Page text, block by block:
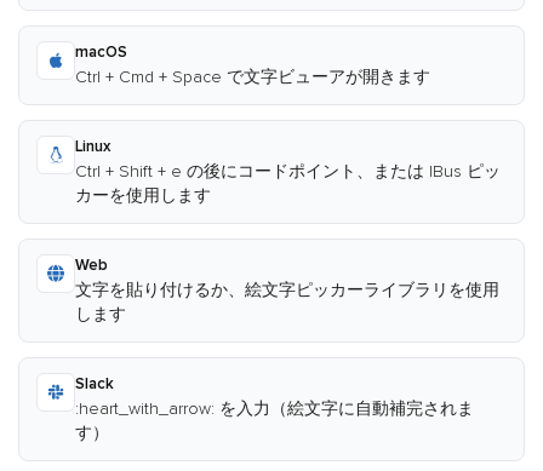
macOS
Ctrl + Cmd + Space で文字ビューアが開きます
Linux
Ctrl + Shift + e の後にコードポイント、または IBus ピッ
カーを使用します
Web
文字を貼り付けるか、絵文字ピッカーライブラリを使用
します
Slack
:heart_with_arrow: を入力（絵文字に自動補完されま
す）